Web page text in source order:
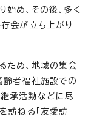
め、その後、多く
会が立ち上がり
ため、地域の集会
齢者福祉施設での
承活動などに尽
訪ねる「友愛訪